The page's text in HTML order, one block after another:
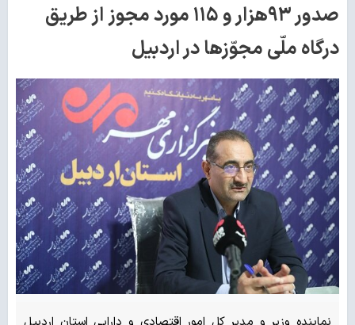
صدور ۹۳هزار و ۱۱۵ مورد مجوز از طریق
درگاه ملّی مجوّزها در اردبیل
نماینده وزیر و مدیر کل امور اقتصادی و دارایی استان اردبیل